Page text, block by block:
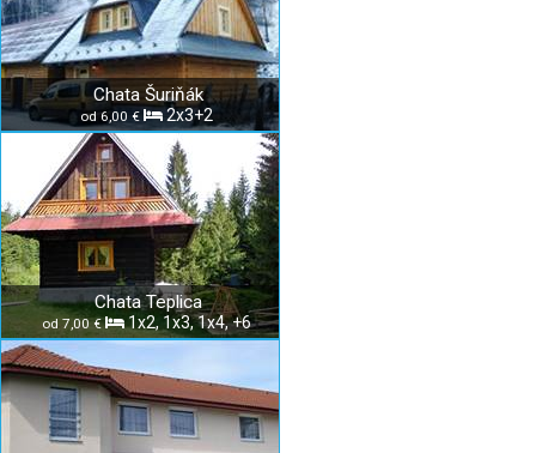
Chata Šuriňák
od 6,00 € 2x3+2
Chata Teplica
od 7,00 € 1x2, 1x3, 1x4, +6